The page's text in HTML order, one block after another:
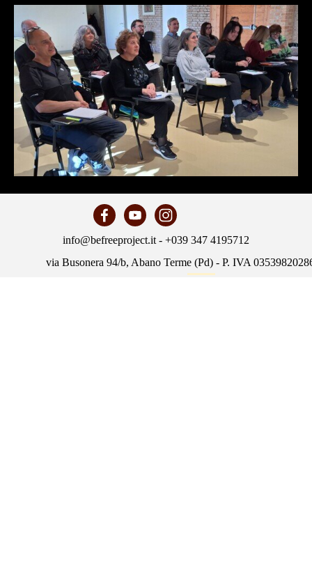
info@befreeproject.it - +039 347 4195712
via Busonera 94/b, Abano Terme (Pd) - P. IVA
Policy